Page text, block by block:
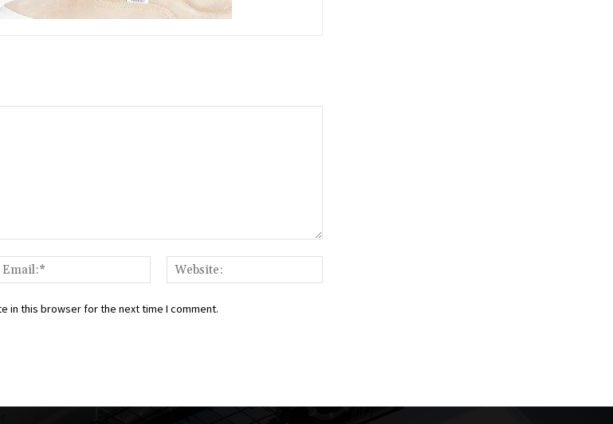
Email:*
in this browser for the next time I comment.